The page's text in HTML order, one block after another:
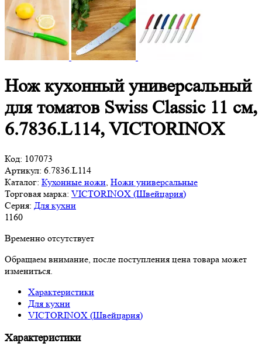
Нож кухонный универсальный
для томатов Swiss Classic 11 см,
6.7836.L114, VICTORINOX
Код: 107073
Артикул: 6.7836.L114
Каталог: Кухонные ножи Ножи универсальные
Торговая марка: VICTORINOX (Швейцария)
Серия: Для кухни
1 160
Временно отсутствует
Обращаем внимание, после поступления цена товара может
измениться.
Характеристики
Для кухни
VICTORINOX (Швейцария)
Характеристики